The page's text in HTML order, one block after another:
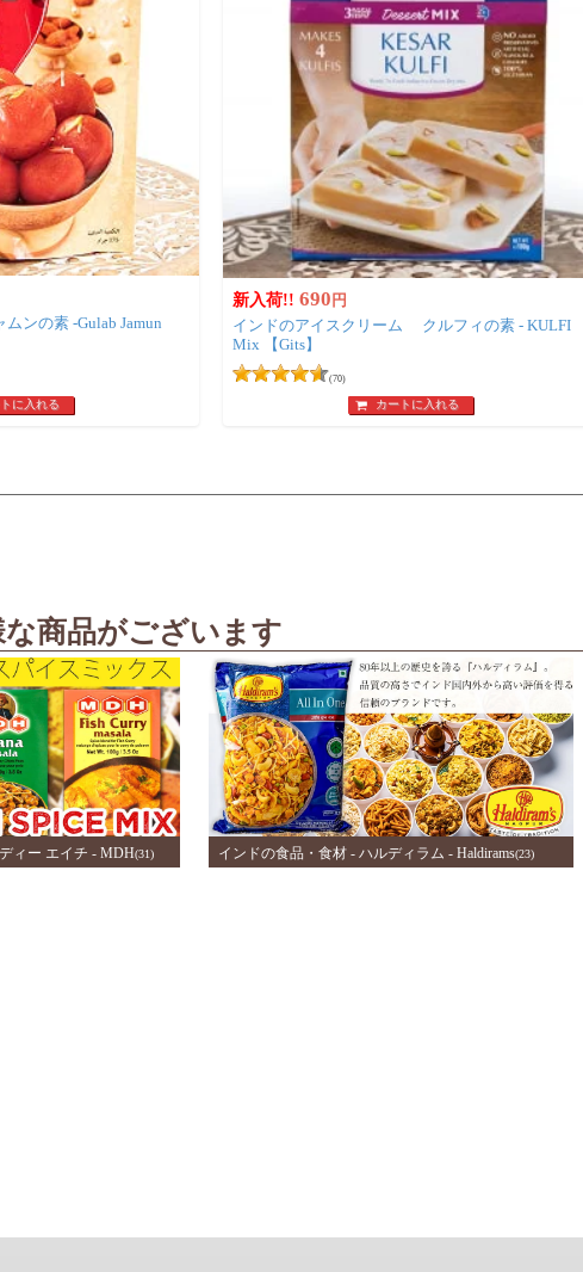
に入れる
新入荷!! 690 円
インドのアイスクリーム クルフィの素 - KULFI
Mix 【Gits】
(70)
カートに入れる
商品がございます
ィー エイチ - MDH(31) インドの食品・食材 - ハルディラム - Haldirams(23)